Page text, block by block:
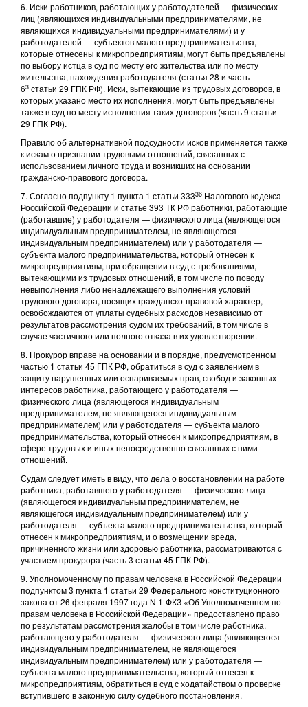
6. Иски работников, работающих у работодателей — физических
лиц (являющихся индивидуальными предпринимателями, не
являющихся индивидуальными предпринимателями) и у
работодателей — субъектов малого предпринимательства,
которые отнесены к микропредприятиям, могут быть предъявлены
по выбору истца в суд по месту его жительства или по месту
жительства, нахождения работодателя (статья 28 и часть
63 статьи 29 ГПК РФ). Иски, вытекающие из трудовых договоров, в
которых указано место их исполнения, могут быть предъявлены
также в суд по месту исполнения таких договоров (часть 9 статьи
29 ГПК РФ).
Правило об альтернативной подсудности исков применяется также
к искам о признании трудовыми отношений, связанных с
использованием личного труда и возникших на основании
гражданско-правового договора.
7. Согласно подпункту 1 пункта 1 статьи 33336 Налогового кодекса
Российской Федерации и статье 393 ТК РФ работники, работающие
(работавшие) у работодателя — физического лица (являющегося
индивидуальным предпринимателем, не являющегося
индивидуальным предпринимателем) или у работодателя —
субъекта малого предпринимательства, который отнесен к
микропредприятиям, при обращении в суд с требованиями,
вытекающими из трудовых отношений, в том числе по поводу
невыполнения либо ненадлежащего выполнения условий
трудового договора, носящих гражданско-правовой характер,
освобождаются от уплаты судебных расходов независимо от
результатов рассмотрения судом их требований, в том числе в
случае частичного или полного отказа в их удовлетворении.
8. Прокурор вправе на основании и в порядке, предусмотренном
частью 1 статьи 45 ГПК РФ, обратиться в суд с заявлением в
защиту нарушенных или оспариваемых прав, свобод и законных
интересов работника, работающего у работодателя —
физического лица (являющегося индивидуальным
предпринимателем, не являющегося индивидуальным
предпринимателем) или у работодателя — субъекта малого
предпринимательства, который отнесен к микропредприятиям, в
сфере трудовых и иных непосредственно связанных с ними
отношений.
Судам следует иметь в виду, что дела о восстановлении на работе
работника, работавшего у работодателя — физического лица
(являющегося индивидуальным предпринимателем, не
являющегося индивидуальным предпринимателем) или у
работодателя — субъекта малого предпринимательства, который
отнесен к микропредприятиям, и о возмещении вреда,
причиненного жизни или здоровью работника, рассматриваются с
участием прокурора (часть 3 статьи 45 ГПК РФ).
9. Уполномоченному по правам человека в Российской Федерации
подпунктом 3 пункта 1 статьи 29 Федерального конституционного
закона от 26 февраля 1997 года N 1-ФКЗ «Об Уполномоченном по
правам человека в Российской Федерации» предоставлено право
по результатам рассмотрения жалобы в том числе работника,
работающего у работодателя — физического лица (являющегося
индивидуальным предпринимателем, не являющегося
индивидуальным предпринимателем) или у работодателя —
субъекта малого предпринимательства, который отнесен к
микропредприятиям, обратиться в суд с ходатайством о проверке
вступившего в законную силу судебного постановления.